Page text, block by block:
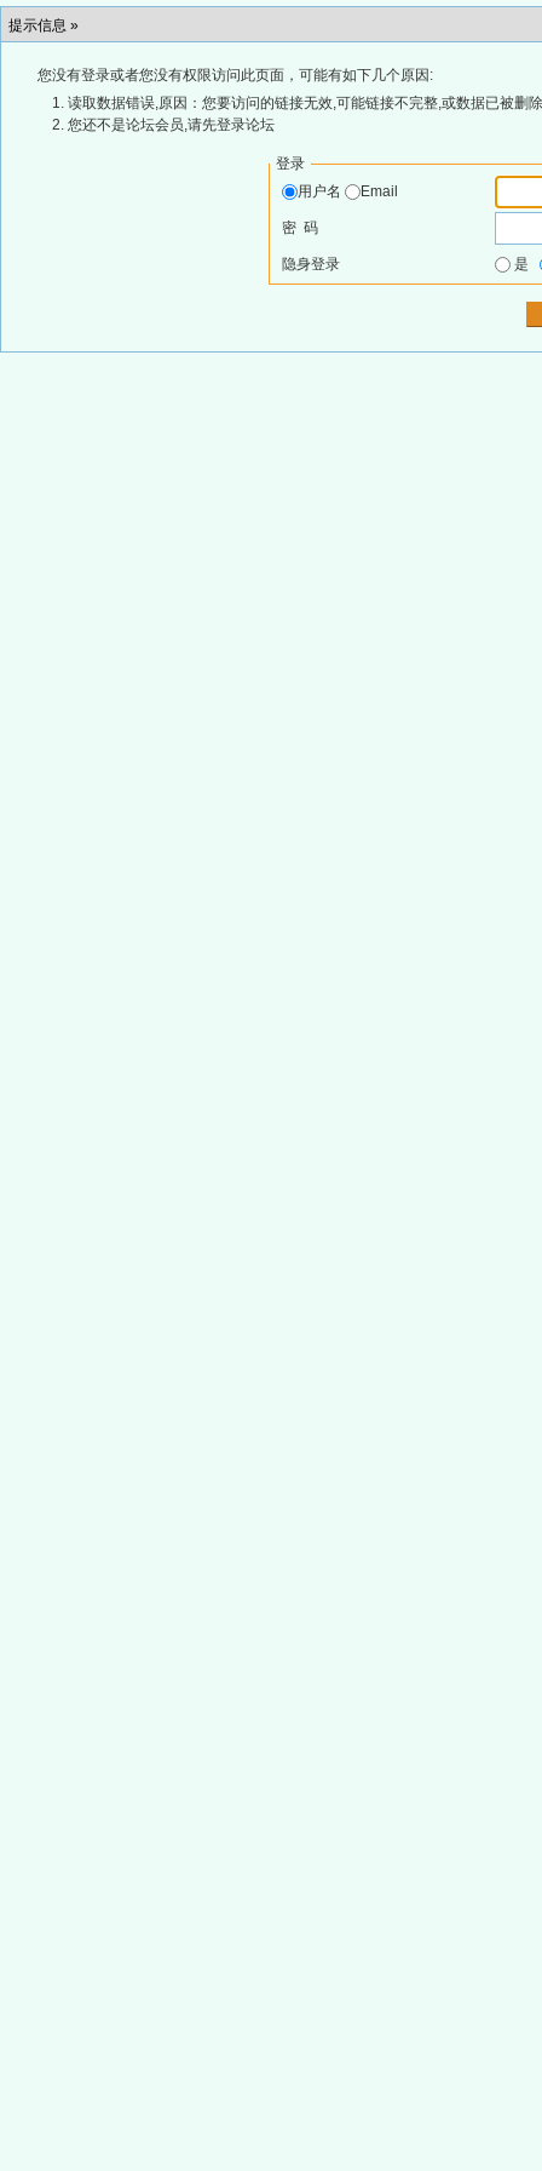
提示信息 »
您没有登录或者您没有权限访问此页面，可能有如下几个原因:
读取数据错误,原因：您要访问的链接无效,可能链接不完整,或数据已被删
您还不是论坛会员,请先登录论坛
登录
用户名
Email
密 码
隐身登录 是